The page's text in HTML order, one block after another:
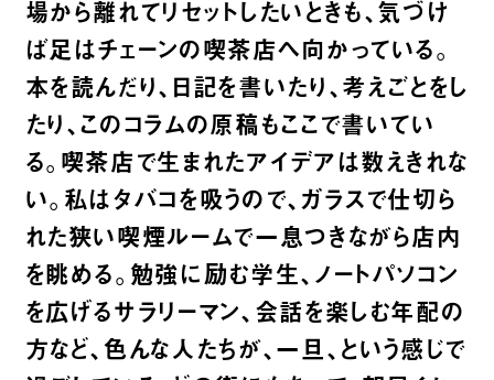
場から離れてリセットしたいときも、気づけ
ば足はチェーンの喫茶店へ向かっている。
本を読んだり、日記を書いたり、考えごとをし
たり、このコラムの原稿もここで書いてい
る。喫茶店で生まれたアイデアは数えきれな
い。私はタバコを吸うので、ガラスで仕切ら
れた狭い喫煙ルームで一息つきながら店内
を眺める。勉強に励む学生、ノートパソコン
を広げるサラリーマン、会話を楽しむ年配の
方など、色んな人たちが、一旦、という感じで